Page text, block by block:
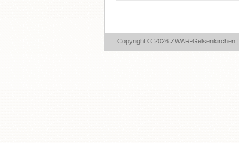
Copyright © 2026 ZWAR-Gelsenkirchen |